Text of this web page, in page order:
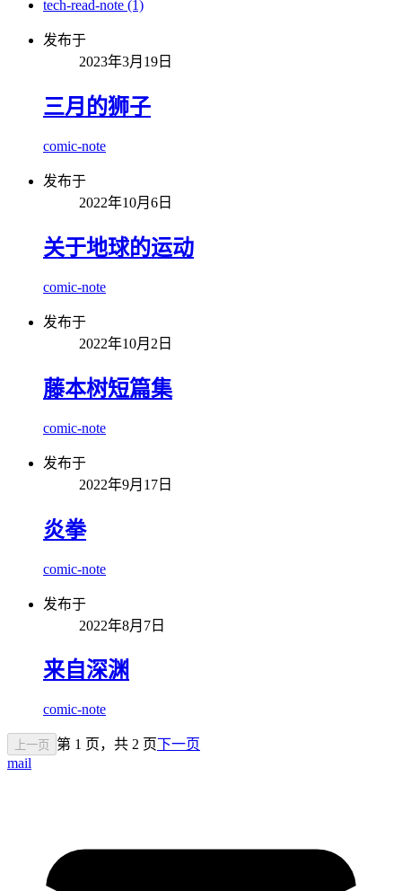
tech-read-note (1)
发布于
2023年3月19日
三月的狮子
comic-note
发布于
2022年10月6日
关于地球的运动
comic-note
发布于
2022年10月2日
藤本树短篇集
comic-note
发布于
2022年9月17日
炎拳
comic-note
发布于
2022年8月7日
来自深渊
comic-note
上一页 第 1 页，共 2 页下一页
mail